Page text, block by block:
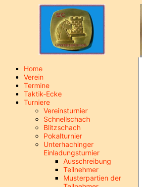
Home
Verein
Termine
Taktik-Ecke
Turniere
Vereinsturnier
Schnellschach
Blitzschach
Pokalturnier
Unterhachinger
Einladungsturnier
Ausschreibung
Teilnehmer
Musterpartien der